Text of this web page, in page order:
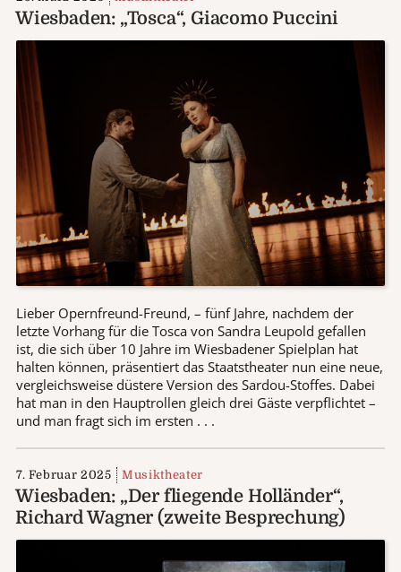
Wiesbaden: „Tosca“, Giacomo Puccini
Lieber Opernfreund-Freund, – fünf Jahre, nachdem der
letzte Vorhang für die Tosca von Sandra Leupold gefallen
ist, die sich über 10 Jahre im Wiesbadener Spielplan hat
halten können, präsentiert das Staatstheater nun eine neue,
vergleichsweise düstere Version des Sardou-Stoffes. Dabei
hat man in den Hauptrollen gleich drei Gäste verpflichtet –
und man fragt sich im ersten . . .
7. Februar 2025 Musiktheater
Wiesbaden: „Der fliegende Holländer“,
Richard Wagner (zweite Besprechung)